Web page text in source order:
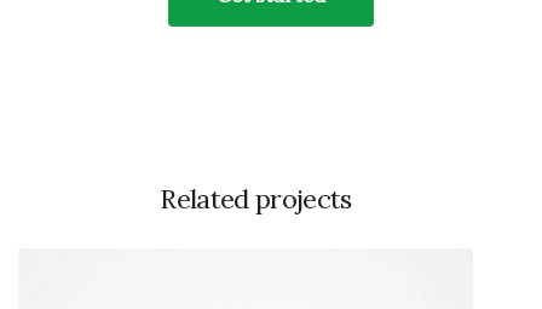
Related projects